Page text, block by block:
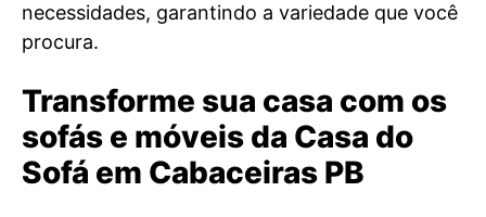
necessidades, garantindo a variedade que você
procura.
Transforme sua casa com os
sofás e móveis da Casa do
Sofá em Cabaceiras PB